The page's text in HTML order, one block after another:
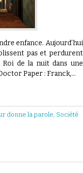
enfance. Aujourd’hui
pas et perdurent
de la nuit dans une
Paper : Franck,…
donne la parole,Société